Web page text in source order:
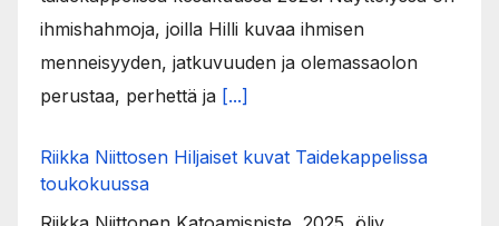
ihmishahmoja, joilla Hilli kuvaa ihmisen
menneisyyden, jatkuvuuden ja olemassaolon
perustaa, perhettä ja [...]
Riikka Niittosen Hiljaiset kuvat Taidekappelissa
toukokuussa